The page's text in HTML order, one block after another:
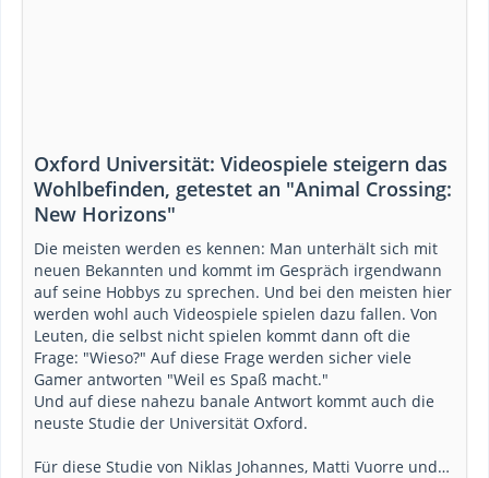
Oxford Universität: Videospiele steigern das
Wohlbefinden, getestet an "Animal Crossing:
New Horizons"
Die meisten werden es kennen: Man unterhält sich mit
neuen Bekannten und kommt im Gespräch irgendwann
auf seine Hobbys zu sprechen. Und bei den meisten hier
werden wohl auch Videospiele spielen dazu fallen. Von
Leuten, die selbst nicht spielen kommt dann oft die
Frage: "Wieso?" Auf diese Frage werden sicher viele
Gamer antworten "Weil es Spaß macht."
Und auf diese nahezu banale Antwort kommt auch die
neuste Studie der Universität Oxford.
Für diese Studie von Niklas Johannes, Matti Vuorre und…